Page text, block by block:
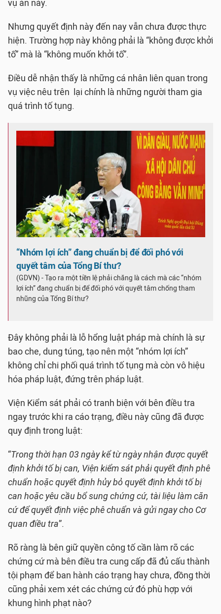
vụ án này.
Nhưng quyết định này đến nay vẫn chưa được thực
hiện. Trường hợp này không phải là “không được khởi
tố” mà là “không muốn khởi tố”.
Điều dễ nhận thấy là những cá nhân liên quan trong
vụ việc nêu trên lại chính là những người tham gia
quá trình tố tụng.
“Nhóm lợi ích” đang chuẩn bị để đối phó với
quyết tâm của Tổng Bí thư?
(GDVN) - Tạo ra một tiền lệ phải chăng là cách mà các “nhóm
lợi ích” đang chuẩn bị để đối phó với quyết tâm chống tham
nhũng của Tổng Bí thư?
Đây không phải là lỗ hổng luật pháp mà chính là sự
bao che, dung túng, tạo nên một “nhóm lợi ích”
không chỉ chi phối quá trình tố tụng mà còn vô hiệu
hóa pháp luật, đứng trên pháp luật.
Viện Kiểm sát phải có tranh biện với bên điều tra
ngay trước khi ra cáo trạng, điều này cũng đã được
quy định trong luật:
“Trong thời hạn 03 ngày kể từ ngày nhận được quyết
định khởi tố bị can, Viện kiểm sát phải quyết định phê
chuẩn hoặc quyết định hủy bỏ quyết định khởi tố bị
can hoặc yêu cầu bổ sung chứng cứ, tài liệu làm căn
cứ để quyết định việc phê chuẩn và gửi ngay cho Cơ
quan điều tra”.
Rõ ràng là bên giữ quyền công tố cần làm rõ các
chứng cứ mà bên điều tra cung cấp đã đủ cấu thành
tội phạm để ban hành cáo trạng hay chưa, đồng thời
cũng phải xem xét các chứng cứ đó phù hợp với
khung hình phạt nào?